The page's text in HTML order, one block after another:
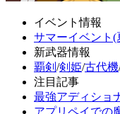
イベント情報
サマーイベント(
新武器情報
覇剣 /剣姫/古代機
注目記事
最強アディショ
アプリペイでの